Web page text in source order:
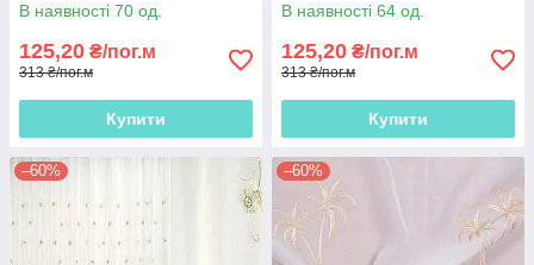
В наявності 70 од.
125,20 ₴/пог.м
313 ₴/пог.м
Купити
В наявності 64 од.
125,20 ₴/пог.м
313 ₴/пог.м
Купити
–60% –60%